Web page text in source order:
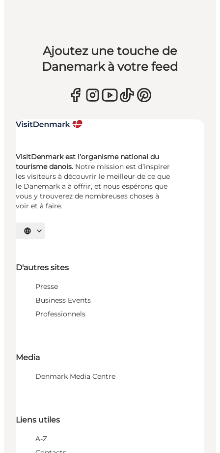
Ajoutez une touche de
Danemark à votre feed
VisitDenmark est l’organisme national du
tourisme danois. Notre mission est d’inspirer
les visiteurs à découvrir le meilleur de ce que
le Danemark a à offrir, et nous espérons que
vous y trouverez de nombreuses choses à
voir et à faire.
Choisissez la langue
D'autres sites
Presse
Business Events
Professionnels
Media
Denmark Media Centre
Liens utiles
A-Z